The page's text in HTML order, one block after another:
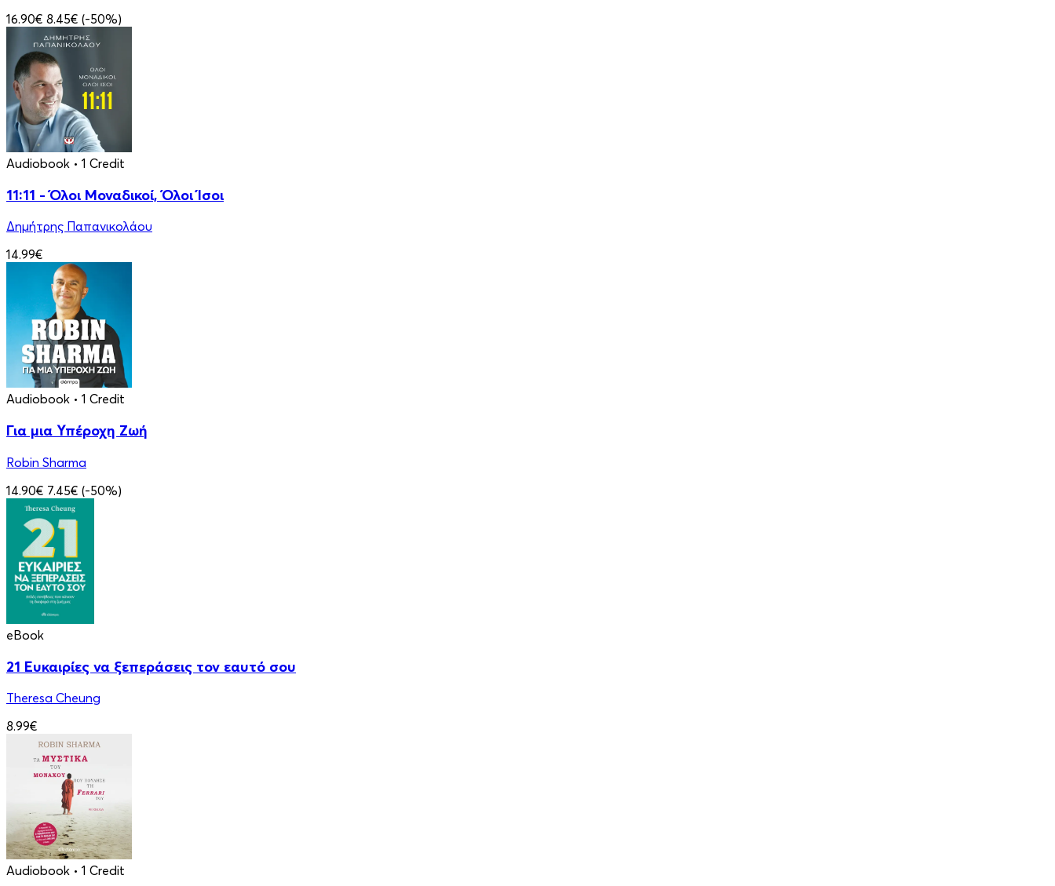
16.90€ 8.45€ (-50%)
Audiobook • 1 Credit
11:11 - Όλοι Μοναδικοί, Όλοι Ίσοι
Δημήτρης Παπανικολάου
14.99€
Audiobook • 1 Credit
Για μια Υπέροχη Ζωή
Robin Sharma
14.90€ 7.45€ (-50%)
eBook
21 Ευκαιρίες να ξεπεράσεις τον εαυτό σου
Theresa Cheung
8.99€
Audiobook • 1 Credit